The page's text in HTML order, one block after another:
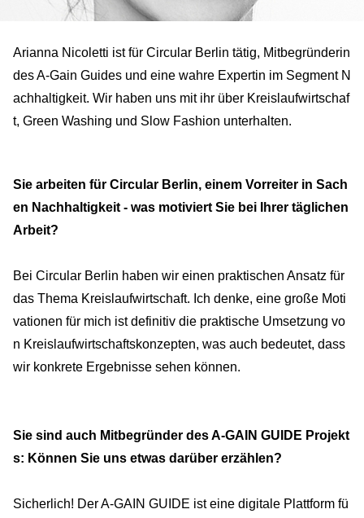
Arianna Nicoletti ist für Circular Berlin tätig, Mitbegründerin
des A-Gain Guides und eine wahre Expertin im Segment N
achhaltigkeit. Wir haben uns mit ihr über Kreislaufwirtschaf
t, Green Washing und Slow Fashion unterhalten.
Sie arbeiten für Circular Berlin, einem Vorreiter in Sach
en Nachhaltigkeit - was motiviert Sie bei Ihrer täglichen
Arbeit?
Bei Circular Berlin haben wir einen praktischen Ansatz für
das Thema Kreislaufwirtschaft. Ich denke, eine große Moti
vationen für mich ist definitiv die praktische Umsetzung vo
n Kreislaufwirtschaftskonzepten, was auch bedeutet, dass
wir konkrete Ergebnisse sehen können.
Sie sind auch Mitbegründer des A-GAIN GUIDE Projekt
s: Können Sie uns etwas darüber erzählen?
Sicherlich! Der A-GAIN GUIDE ist eine digitale Plattform fü